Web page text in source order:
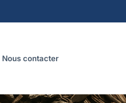
Nous contacter